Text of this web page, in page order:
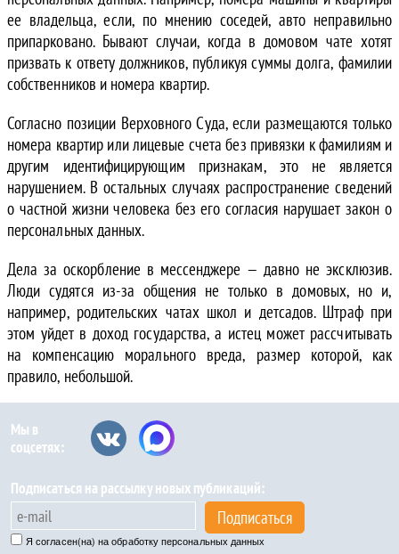
ее владельца, если, по мнению соседей, авто неправильно
припарковано. Бывают случаи, когда в домовом чате хотят
призвать к ответу должников, публикуя суммы долга, фамилии
собственников и номера квартир.
Согласно позиции Верховного Суда, если размещаются только
номера квартир или лицевые счета без привязки к фамилиям и
другим идентифицирующим признакам, это не является
нарушением. В остальных случаях распространение сведений
о частной жизни человека без его согласия нарушает закон о
персональных данных.
Дела за оскорбление в мессенджере — давно не эксклюзив.
Люди судятся из-за общения не только в домовых, но и,
например, родительских чатах школ и детсадов. Штраф при
этом уйдет в доход государства, а истец может рассчитывать
на компенсацию морального вреда, размер которой, как
правило, небольшой.
Мы в
соцсетях:
Подписаться на рассылку новых публикаций:
Подписаться
Я согласен(на) на обработку персональных данных